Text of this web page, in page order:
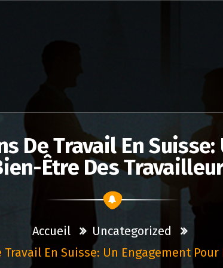
De Travail En Suisse:
Être Des
Accueil
Uncategorized
En Suisse: Un Engagement